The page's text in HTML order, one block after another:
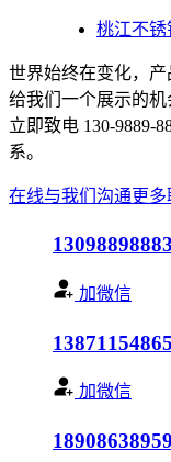
桃江不锈
世界始终在变化，产
给我们一个展示的机
立即致电 130-9889-
系。
在线与我们沟通更
13098898883
加微信
13871154865
加微信
18908638959